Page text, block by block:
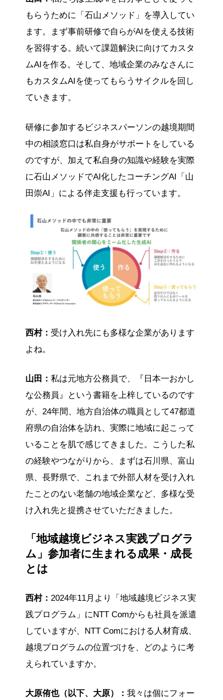
もらうために「石山メソッド」を導入してい
ます。まず事前研修で自らがAIを使える技術
を習得する。続いて課題解決に向けてカスタ
ムAIを作る。そして、地域企業のみなさんに
もカスタムAIを使ってもらうサイクルを回し
ていきます。
研修に参加するビジネスパーソンの越境期間
中の相談窓口は私自身がサポートをしている
のですが、加えて私自身の知識や経験を実際
に石山メソッドでAI化したコーチングAI「山
田崇AI」による伴走支援も行っています。
西村： 受け入れ先にも多様な企業があります
よね。
山田： 私は元地方公務員で、『日本一おかし
な公務員』という書籍を上梓しているのです
が、24年間、地方自治体の職員として47都道
府県の自治体を訪れ、実際に地域に起こって
いることを肌で感じてきました。こうした私
の経験やつながりから、まずは石川県、富山
県、長野県で、これまで外部人材を受け入れ
たことのない老舗の地域企業など、多様な受
け入れ先と提携させていただきました。
「地域越境ビジネス実践プログラ
ム」参加者に生まれる成果・成長
とは
西村： 2024年11月より「地域越境ビジネス実
践プログラム」にNTT Comからも社員を派遣
していますが、NTT Comにおける人材育成、
越境プログラムの位置づけを、どのように考
えられていますか。
大原侑也（以下、大原）： 我々は個にフォー